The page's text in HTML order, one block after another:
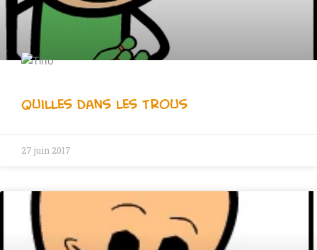
Quilles dans les Trous
27 juin 2017